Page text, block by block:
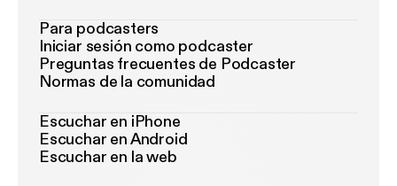
Para podcasters
Iniciar sesión como podcaster
Preguntas frecuentes de Podcaster
Normas de la comunidad
Escuchar en iPhone
Escuchar en Android
Escuchar en la web